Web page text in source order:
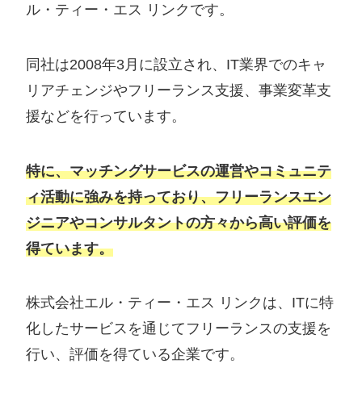
ル・ティー・エス リンクです。
同社は2008年3月に設立され、IT業界でのキャ
リアチェンジやフリーランス支援、事業変革支
援などを行っています。
特に、マッチングサービスの運営やコミュニテ
ィ活動に強みを持っており、フリーランスエン
ジニアやコンサルタントの方々から高い評価を
得ています。
株式会社エル・ティー・エス リンクは、ITに特
化したサービスを通じてフリーランスの支援を
行い、評価を得ている企業です。